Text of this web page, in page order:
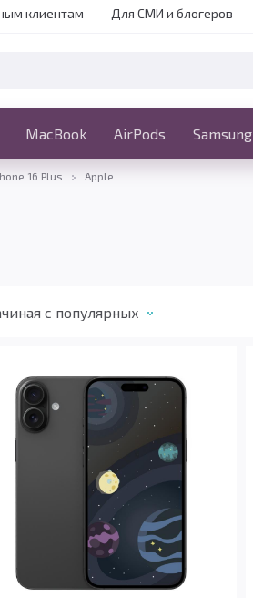
клиентам Для СМИ и блогеров
MacBook AirPods Samsung
iPhone MacBook Ещё
16 Plus Apple
c популярных